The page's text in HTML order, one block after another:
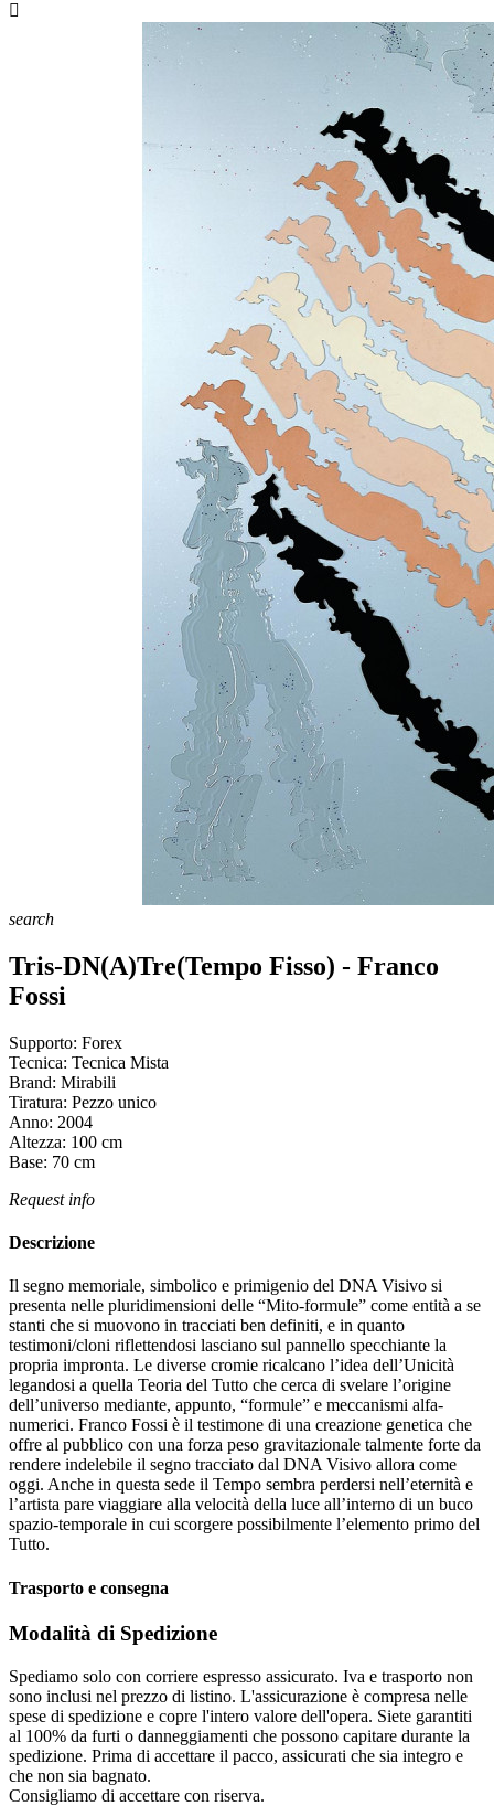

search
Tris-DN(A)Tre(Tempo Fisso) - Franco
Fossi
Supporto: Forex
Tecnica: Tecnica Mista
Brand: Mirabili
Tiratura: Pezzo unico
Anno: 2004
Altezza: 100 cm
Base: 70 cm
Request info
Descrizione
Il segno memoriale, simbolico e primigenio del DNA Visivo si
presenta nelle pluridimensioni delle “Mito-formule” come entità a se
stanti che si muovono in tracciati ben definiti, e in quanto
testimoni/cloni riflettendosi lasciano sul pannello specchiante la
propria impronta. Le diverse cromie ricalcano l’idea dell’Unicità
legandosi a quella Teoria del Tutto che cerca di svelare l’origine
dell’universo mediante, appunto, “formule” e meccanismi alfa-
numerici. Franco Fossi è il testimone di una creazione genetica che
offre al pubblico con una forza peso gravitazionale talmente forte da
rendere indelebile il segno tracciato dal DNA Visivo allora come
oggi. Anche in questa sede il Tempo sembra perdersi nell’eternità e
l’artista pare viaggiare alla velocità della luce all’interno di un buco
spazio-temporale in cui scorgere possibilmente l’elemento primo del
Tutto.
Trasporto e consegna
Modalità di Spedizione
Spediamo solo con corriere espresso assicurato. Iva e trasporto non
sono inclusi nel prezzo di listino. L'assicurazione è compresa nelle
spese di spedizione e copre l'intero valore dell'opera. Siete garantiti
al 100% da furti o danneggiamenti che possono capitare durante la
spedizione. Prima di accettare il pacco, assicurati che sia integro e
che non sia bagnato.
Consigliamo di accettare con riserva.